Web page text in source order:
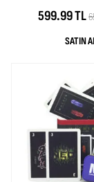
599.99 TL